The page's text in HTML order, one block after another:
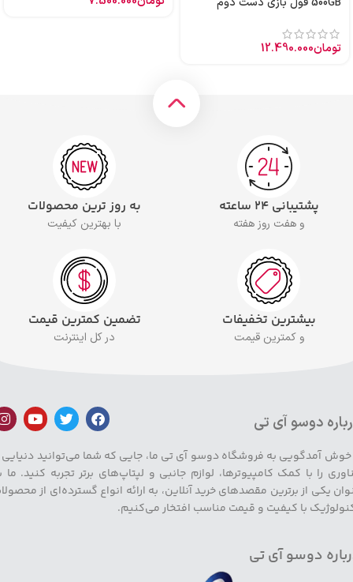
تومان12.490.000
پشتیبانی ۲۴ ساعته
و هفت روز هفته
به روز ترین محصولات
با بهترین کیفیت
بیشترین تخفیفات
و کمترین قیمت
تضمین کمترین قیمت
در کل اینترنت
دوسو آی تی
خوش آمدگویی به فروشگاه دوسو آی تی ما، جایی که شما می‌توانید دنیایی
را با کمک کامپیوترها، لوازم جانبی و لپتاپ‌های برتر تجربه کنید. ما
یکی از برترین مقصدهای خرید آنلاین، به ارائه انواع گسترده‌ای از
با کیفیت و قیمت مناسب افتخار می‌کنیم.
دوسو آی تی